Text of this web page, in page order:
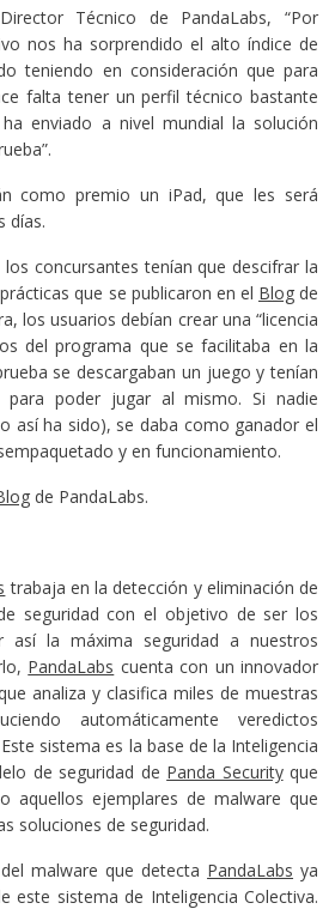
Técnico de PandaLabs, “Por
nos ha sorprendido el alto índice de
teniendo en consideración que para
falta tener un perfil técnico bastante
enviado a nivel mundial la solución
como premio un iPad, que les será
días.
concursantes tenían que descifrar la
que se publicaron en el Blogde
los usuarios debían crear una “licencia
del programa que se facilitaba en la
se descargaban un juego y tenían
para poder jugar al mismo. Si nadie
así ha sido), se daba como ganador el
y en funcionamiento.
de PandaLabs.
trabaja en la detección y eliminación de
seguridad con el objetivo de ser los
así la máxima seguridad a nuestros
PandaLabs cuenta con un innovador
analiza y clasifica miles de muestras
automáticamente veredictos
sistema es la base de la Inteligencia
de seguridad de Panda Securityque
aquellos ejemplares de malware que
soluciones de seguridad.
malware que detecta PandaLabs ya
este sistema de Inteligencia Colectiva.